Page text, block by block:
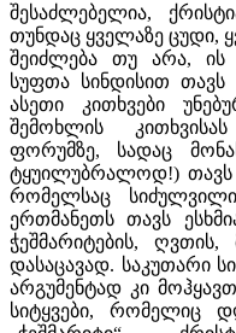
შესაძლებელია,
თუნდაც ყველაზე ცუდი,
შეიძლება თუ არა,
სუფთა სინდისით თავს
ასეთი კითხვები
შემოხლის
ფორუმზე, სადაც
ტყუილუბრალოდ!) თავს
რომელსაც
ერთმანეთს თავს
ჭეშმარიტების,
დასაცავად. საკუთარი
არგუმენტად კი
სიტყვები, რომელიც